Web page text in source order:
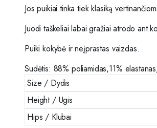
Jos puikiai tinka tiek klasiką
Juodi taškeliai labai gražiai atrodo ant
Puiki kokybė ir neįprastas vaizdas.
Sudėtis: 88% poliamidas,11%
Size / Dydis
Height / Ugis
Hips / Klubai